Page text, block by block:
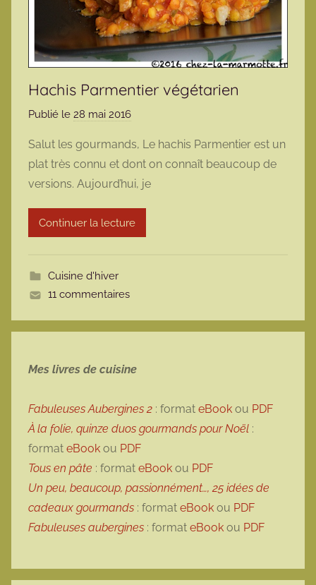
Hachis Parmentier végétarien
Publié le 28 mai 2016
r
m
a
r
m
Salut les gourmands, Le hachis Parmentier est un
plat très connu et dont on connaît beaucoup de
versions. Aujourd’hui, je
Continuer la lecture
Cuisine d'hiver
11 commentaires
Mes livres de cuisine
Fabuleuses Aubergines 2 : format eBook ou PDF
À la folie, quinze duos gourmands pour Noël :
format eBook ou PDF
Tous en pâte : format eBook ou PDF
Un peu, beaucoup, passionnément…, 25 idées de
cadeaux gourmands : format eBook ou PDF
Fabuleuses aubergines : format eBook ou PDF